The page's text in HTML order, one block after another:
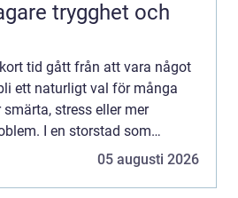
trygghet och
tid gått från att vara något
ett naturligt val för många
stress eller mer
I en storstad som
är högt och vardagen ofta
05 augusti 2026